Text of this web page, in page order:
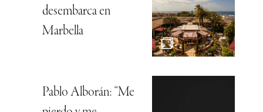
desembarca en
Marbella
Pablo Alborán: “Me